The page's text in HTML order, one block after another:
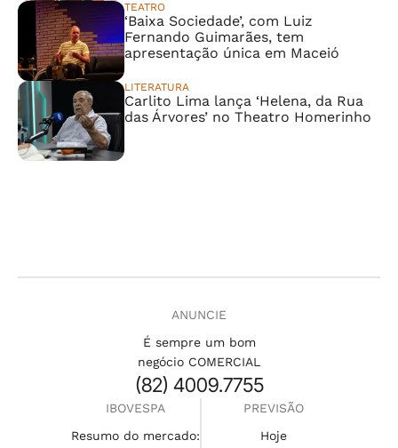
TEATRO
‘Baixa Sociedade’, com Luiz
Fernando Guimarães, tem
apresentação única em Maceió
LITERATURA
Carlito Lima lança ‘Helena, da Rua
das Árvores’ no Theatro Homerinho
ANUNCIE
É sempre um bom
negócio COMERCIAL
(82) 4009.7755
IBOVESPA
Resumo do mercado:
PREVISÃO
Hoje